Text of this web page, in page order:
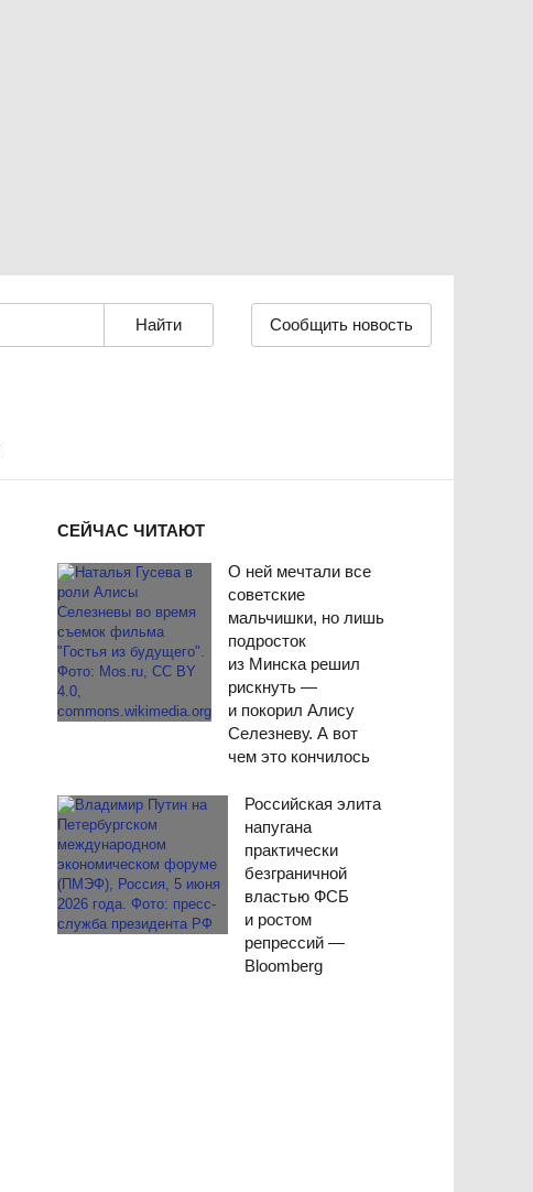
Сообщить новость
СЕЙЧАС ЧИТАЮТ
О ней мечтали все
советские
мальчишки, но лишь
подросток
из Минска решил
рискнуть —
и покорил Алису
Селезневу. А вот
чем это кончилось
Российская элита
напугана
практически
безграничной
властью ФСБ
и ростом
репрессий —
Bloomberg